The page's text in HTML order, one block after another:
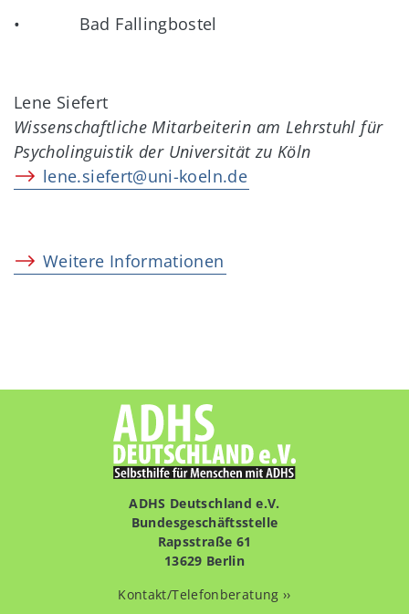
•
Bad Fallingbostel
Lene Siefert
Wissenschaftliche Mitarbeiterin am Lehrstuhl für
Psycholinguistik der Universität zu Köln
lene.siefert@uni-koeln.de
Weitere Informationen
ADHS Deutschland e.V.
Bundesgeschäftsstelle
Rapsstraße 61
13629 Berlin
Kontakt/Telefonberatung ››